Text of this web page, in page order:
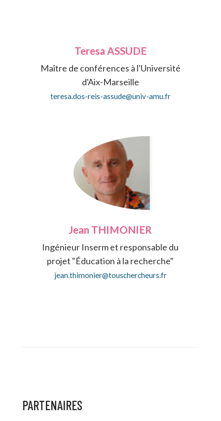
Teresa ASSUDE
Maître de conférences à l'Université
d'Aix-Marseille
teresa.dos-reis-assude@univ-amu.fr
Jean THIMONIER
Ingénieur Inserm et responsable du
projet "Éducation à la recherche"
jean.thimonier@touschercheurs.fr
PARTENAIRES